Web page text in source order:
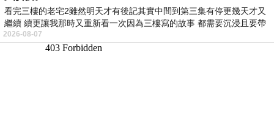
看完三樓的老宅2雖然明天才有後記其實中間到第三集有停更幾天才又
繼續 續更讓我那時又重新看一次因為三樓寫的故事 都需要沉浸且要帶
有
2026-08-07